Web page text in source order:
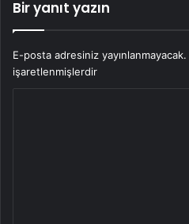
Bir yanıt yazın
E-posta adresiniz yayınlanmayacak.
işaretlenmişlerdir